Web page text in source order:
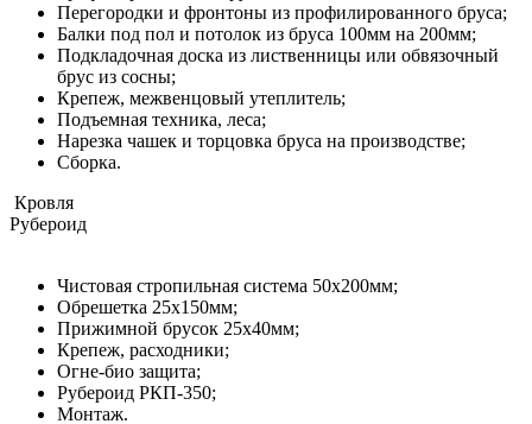
Перегородки и фронтоны из профилированного бруса;
Балки под пол и потолок из бруса 100мм на 200мм;
Подкладочная доска из лиственницы или обвязочный
брус из сосны;
Крепеж, межвенцовый утеплитель;
Подъемная техника, леса;
Нарезка чашек и торцовка бруса на производстве;
Сборка.
Кровля
Рубероид
Чистовая стропильная система 50х200мм;
Обрешетка 25х150мм;
Прижимной брусок 25х40мм;
Крепеж, расходники;
Огне-био защита;
Рубероид РКП-350;
Монтаж.